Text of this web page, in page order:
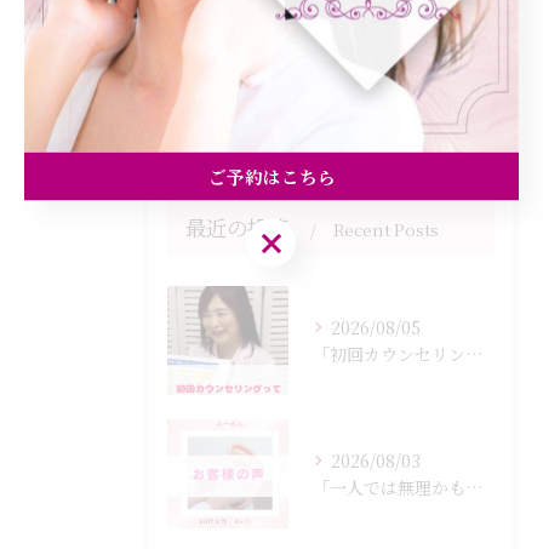
美容エステ
最近の投稿 Recent Posts
2026/08/05
「初回カウンセリングでは何をするの？」
2026/08/03
「一人では無理かも…」
ご予約はこちら
ご予約はこちら